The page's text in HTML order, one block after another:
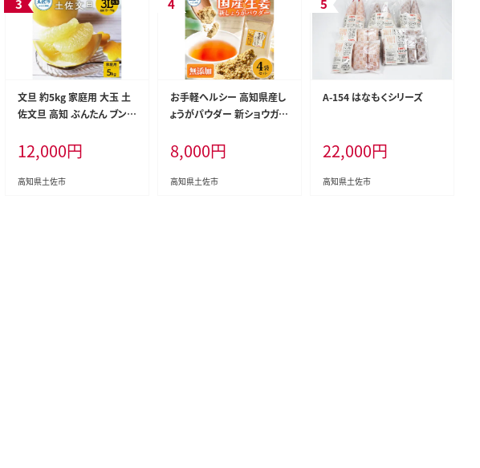
文旦 約5kg 家庭用 大玉 土
佐文旦 高知 ぶんたん ブンタ
イズ 8～9個 果物 柑橘 フル
ーツ 高知県産 家庭用 ご自
宅用 傷 美味しい
12,000円
高知県土佐市
お手軽ヘルシー 高知県産し
ょうがパウダー 新ショウガ 3
ー 国産 しょうが ショウガ 粉
末しょうが 野菜パウダー 料
理 お菓子づくり【カトレア】
8,000円
高知県土佐市
A-154 はなもくシリーズ
22,000円
高知県土佐市